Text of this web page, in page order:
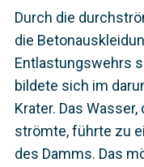
Durch die
die
Entlastungswehrs
bildete sich im
Krater. Das
strömte, führte zu
des Damms. Das